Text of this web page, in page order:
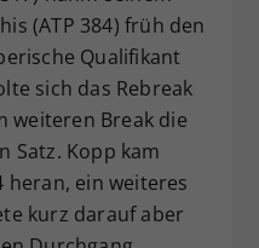
(ATP 384) früh den
Qualifikant
sich das Rebreak
weiteren Break die
Satz. Kopp kam
heran, ein weiteres
kurz darauf aber